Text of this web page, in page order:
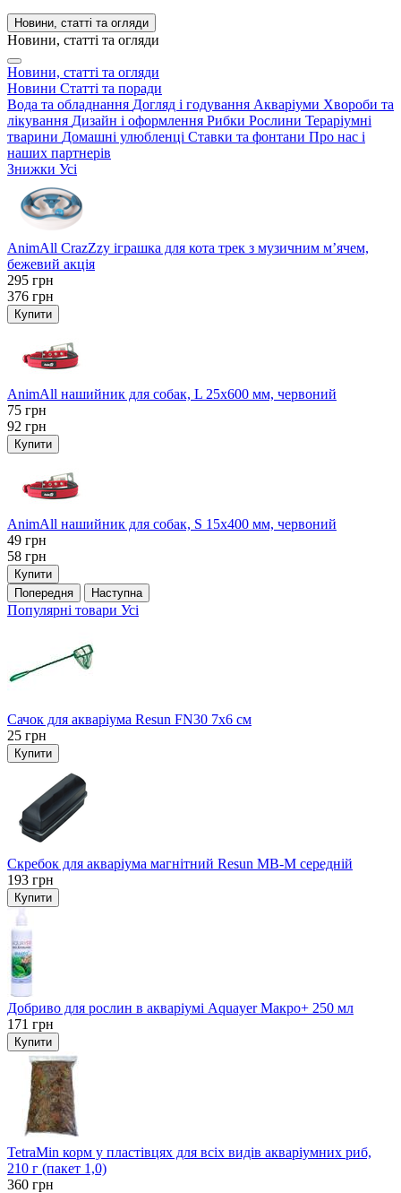
Новини, статті та огляди
Новини, статті та огляди
Новини, статті та огляди
Новини Статті та поради
Вода та обладнання Догляд і годування Акваріуми Хвороби та
лікування Дизайн і оформлення Рибки Рослини Тераріумні
тварини Домашні улюбленці Ставки та фонтани Про нас і
наших партнерів
Знижки Усі
AnimAll CrazZzy іграшка для кота трек з музичним м’ячем,
бежевий акція
295 грн
376 грн
Купити
AnimAll нашийник для собак, L 25x600 мм, червоний
75 грн
92 грн
Купити
AnimAll нашийник для собак, S 15х400 мм, червоний
49 грн
58 грн
Купити
Попередня
Наступна
Популярні товари Усі
Сачок для акваріума Resun FN30 7х6 см
25 грн
Купити
Скребок для акваріума магнітний Resun MB-M середній
193 грн
Купити
Добриво для рослин в акваріумі Aquayer Макро+ 250 мл
171 грн
Купити
TetraMin корм у пластівцях для всіх видів акваріумних риб,
210 г (пакет 1,0)
360 грн